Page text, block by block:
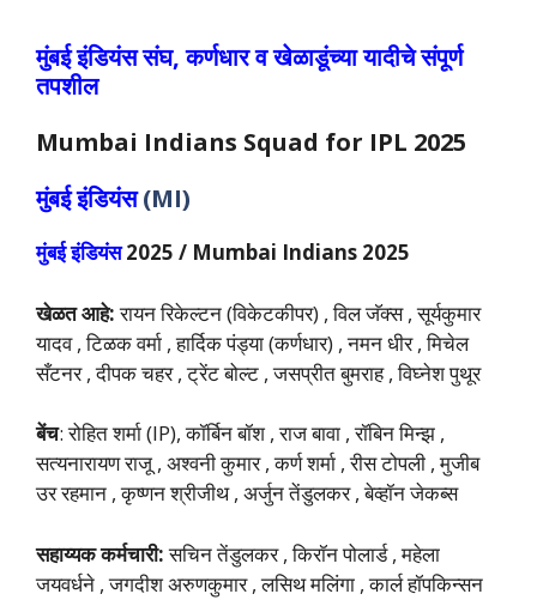
मुंबई इंडियंससंघ, कर्णधार व खेळाडूंच्या यादीचे संपूर्ण
तपशील
Mumbai Indians Squad for IPL 2025
मुंबई इंडियंस(MI)
मुंबई इंडियंस2025 / Mumbai Indians 2025
खेळत आहे:रायन रिकेल्टन (विकेटकीपर) , विल जॅक्स , सूर्यकुमार
यादव , टिळक वर्मा , हार्दिक पंड्या (कर्णधार) , नमन धीर , मिचेल
सँटनर , दीपक चहर , ट्रेंट बोल्ट , जसप्रीत बुमराह , विघ्नेश पुथूर
बेंच: रोहित शर्मा (IP), कॉर्बिन बॉश , राज बावा , रॉबिन मिन्झ ,
सत्यनारायण राजू , अश्वनी कुमार , कर्ण शर्मा , रीस टोपली , मुजीब
उर रहमान , कृष्णन श्रीजीथ , अर्जुन तेंडुलकर , बेव्हॉन जेकब्स
सहाय्यक कर्मचारी:सचिन तेंडुलकर , किरॉन पोलार्ड , महेला
जयवर्धने , जगदीश अरुणकुमार , लसिथ मलिंगा , कार्ल हॉपकिन्सन